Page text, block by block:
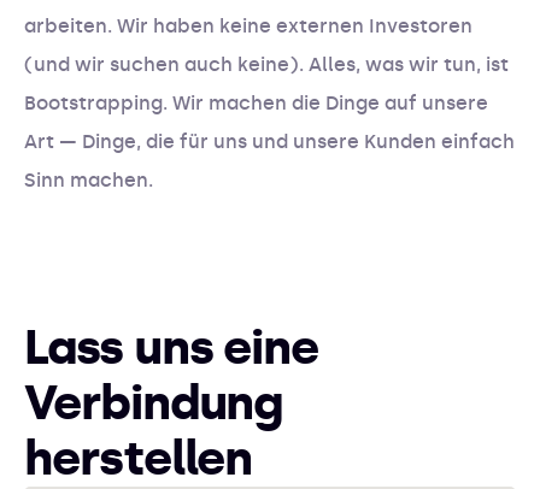
arbeiten. Wir haben keine externen Investoren
(und wir suchen auch keine). Alles, was wir tun, ist
Bootstrapping. Wir machen die Dinge auf unsere
Art — Dinge, die für uns und unsere Kunden einfach
Sinn machen.
Lass uns eine
Verbindung
herstellen